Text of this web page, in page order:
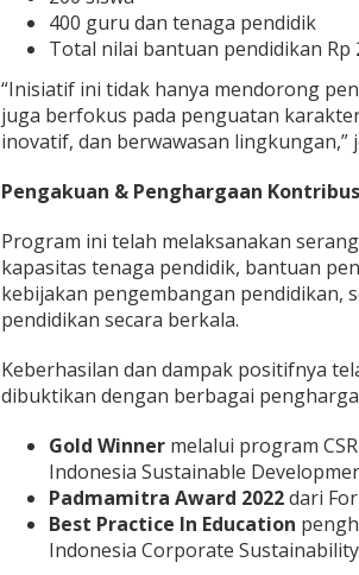
400 guru dan tenaga pendidik
Total nilai bantuan pendidikan Rp
“Inisiatif ini tidak hanya mendorong
juga berfokus pada penguatan
inovatif, dan berwawasan lingkungan,”
Pengakuan & Penghargaan
Program ini telah melaksanakan
kapasitas tenaga pendidik, bantuan
kebijakan pengembangan pendidikan,
pendidikan secara berkala.
Keberhasilan dan dampak positifnya
dibuktikan dengan berbagai
Gold Winner melalui program
Indonesia Sustainable
Padmamitra Award 2022dari
Best Practice In Education
Indonesia Corporate Sustainability